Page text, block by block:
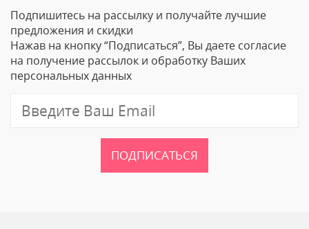
Ваше Имя
Email
Подпишитесь на рассылку и получайте лучшие
предложения и скидки
Нажав на кнопку “Подписаться”, Вы даете согласие
на получение рассылок и обработку Ваших
персональных данных
ПОДПИСАТЬСЯ